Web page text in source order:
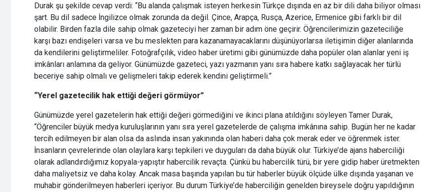
Durak şu şekilde cevap verdi: “Bu alanda çalışmak isteyen herkesin Türkçe dışında en az bir dili daha biliyor olması
şart. Bu dil sadece İngilizce olmak zorunda da değil. Çince, Arapça, Rusça, Azerice, Ermenice gibi farklı bir dil
olabilir. Birden fazla dile sahip olmak gazeteciyi her zaman bir adım öne geçirir. Öğrencilerimizin gazeteciliğe
karşı bazı endişeleri varsa ve bu meslekten para kazanamayacaklarını düşünüyorlarsa iletişimin diğer alanlarında
da kendilerini geliştirmeliler. Fotoğrafçılık, video haber üretimi gibi günümüzde daha popüler olan alanlar yeni iş
imkânları anlamına da geliyor. Günümüzde gazeteci, yazı yazmanın yanı sıra habere katkı sağlayacak her türlü
beceriye sahip olmalı ve gelişmeleri takip ederek kendini geliştirmeli.”
“Yerel gazetecilik hak ettiği değeri görmüyor”
Günümüzde yerel gazetelerin hak ettiği değeri görmediğini ve ikinci plana atıldığını söyleyen Tamer Durak,
“Öğrenciler büyük medya kuruluşlarının yanı sıra yerel gazetelerde de çalışma imkânına sahip. Bugün her ne kadar
tercih edilmeyen bir alan olsa da aslında insan yakınında olan haberi daha çok merak eder ve öğrenmek ister.
İnsanların çevrelerinde olan olaylara karşı tepkileri ve duyguları da daha büyük olur. Türkiye’de ajans haberciliği
olarak adlandırdığımız kopyala-yapıştır habercilik revaçta. Çünkü bu habercilik türü, bir yere gidip haber üretmekten
daha maliyetsiz ve daha kolay. Ancak masa başında yapılan bu tür haberler büyük ölçüde ülke dışında yaşanan ve
muhabir gönderilmeyen haberleri içeriyor. Bu durum Türkiye’de haberciliğin genelden bireysele doğru yapıldığının